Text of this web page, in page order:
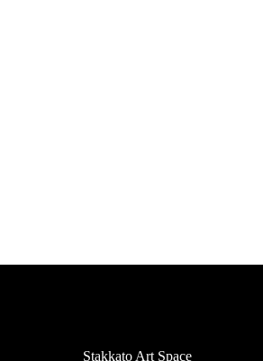
Stakkato Art Space